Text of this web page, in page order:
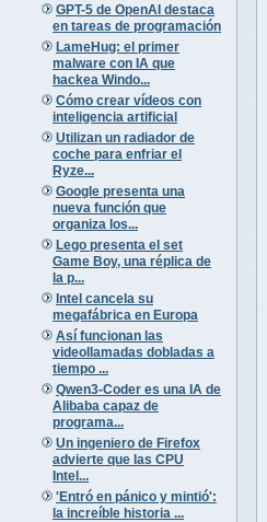
GPT-5 de OpenAI destaca
en tareas de programación
LameHug: el primer
malware con IA que
hackea Windo...
Cómo crear vídeos con
inteligencia artificial
Utilizan un radiador de
coche para enfriar el
Ryze...
Google presenta una
nueva función que
organiza los...
Lego presenta el set
Game Boy, una réplica de
la p...
Intel cancela su
megafábrica en Europa
Así funcionan las
videollamadas dobladas a
tiempo ...
Qwen3-Coder es una IA de
Alibaba capaz de
programa...
Un ingeniero de Firefox
advierte que las CPU
Intel...
'Entró en pánico y mintió':
la increíble historia ...